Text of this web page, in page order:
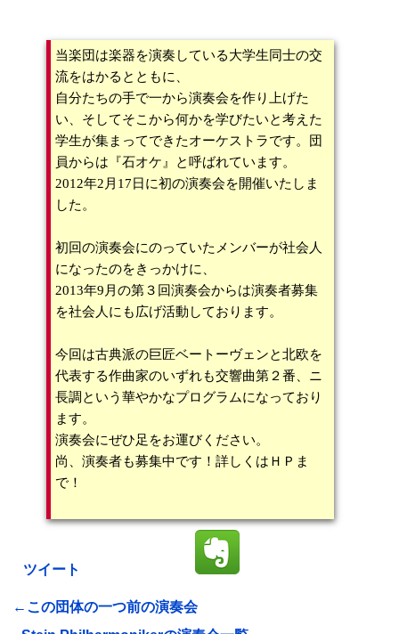
当楽団は楽器を演奏している大学生同士の交
流をはかるとともに、
自分たちの手で一から演奏会を作り上げた
い、そしてそこから何かを学びたいと考えた
学生が集まってできたオーケストラです。団
員からは『石オケ』と呼ばれています。
2012年2月17日に初の演奏会を開催いたしま
した。
初回の演奏会にのっていたメンバーが社会人
になったのをきっかけに、
2013年9月の第３回演奏会からは演奏者募集
を社会人にも広げ活動しております。
今回は古典派の巨匠ベートーヴェンと北欧を
代表する作曲家のいずれも交響曲第２番、ニ
長調という華やかなプログラムになっており
ます。
演奏会にぜひ足をお運びください。
尚、演奏者も募集中です！詳しくはＨＰま
で！
ツイート
←この団体の一つ前の演奏会